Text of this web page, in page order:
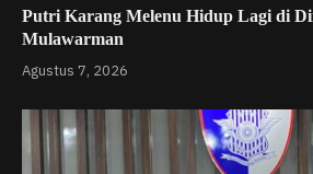
Putri Karang Melenu Hidup Lagi di
Mulawarman
Agustus 7, 2026